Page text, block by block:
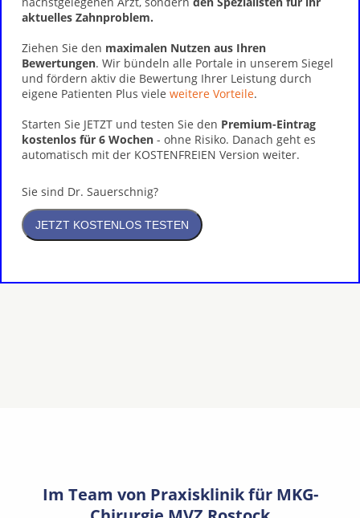
aktuelles Zahnproblem.
Ziehen Sie den maximalen Nutzen aus Ihren
Bewertungen. Wir bündeln alle Portale in unserem Siegel
und fördern aktiv die Bewertung Ihrer Leistung durch
eigene Patienten Plus viele weitere Vorteile.
Starten Sie JETZT und testen Sie den Premium-Eintrag
kostenlos für 6 Wochen - ohne Risiko. Danach geht es
automatisch mit der KOSTENFREIEN Version weiter.
Sie sind Dr. Sauerschnig?
Im Team von Praxisklinik für MKG-